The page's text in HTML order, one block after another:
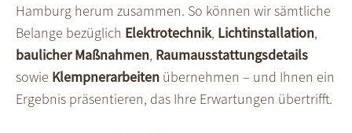
Hamburg herum zusam­men. So können wir sämt­liche
Belange bezüg­lich Elektro­technik, Licht­installation,
baulicher Maß­nahmen, Raum­aus­stattungs­details
sowie Klempnerarbeiten übernehmen – und Ihnen ein
Ergebnis präsen­tieren, das Ihre Erwar­tungen über­trifft.